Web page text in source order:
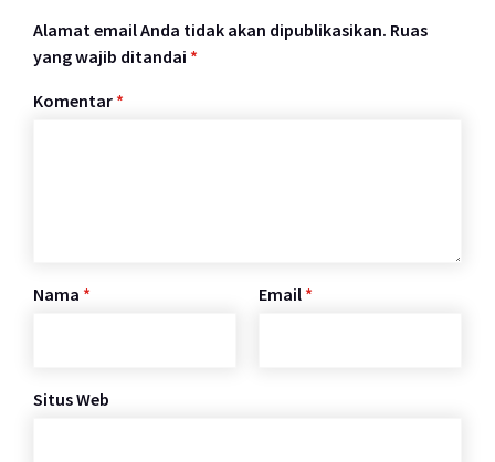
Alamat email Anda tidak akan dipublikasikan. Ruas
yang wajib ditandai *
Komentar *
Nama * Email *
Situs Web